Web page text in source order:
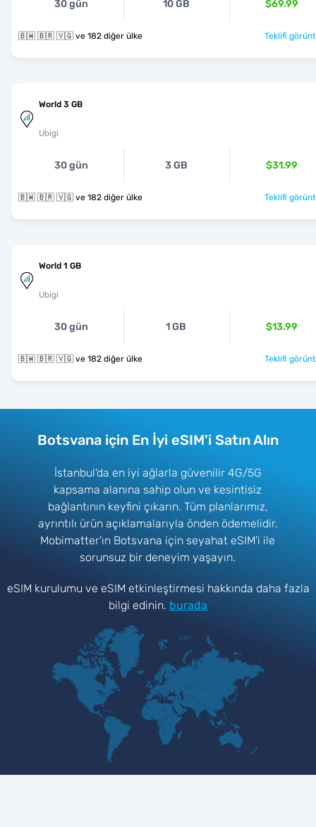
30 gün 10 GB $69.99
🇧🇼 🇧🇷 🇻🇬 ve 182 diğer ülke Teklifi
World 3 GB
Ubigi
30 gün 3 GB $31.99
🇧🇼 🇧🇷 🇻🇬 ve 182 diğer ülke Teklifi
World 1 GB
Ubigi
30 gün 1 GB $13.99
🇧🇼 🇧🇷 🇻🇬 ve 182 diğer ülke Teklifi
Botsvana için En İyi eSIM'i Satın Alın
İstanbul'da en iyi ağlarla güvenilir 4G/5G
kapsama alanına sahip olun ve kesintisiz
bağlantının keyfini çıkarın. Tüm planlarımız,
ayrıntılı ürün açıklamalarıyla önden ödemelidir.
Mobimatter'ın Botsvana için seyahat eSIM'i ile
sorunsuz bir deneyim yaşayın.
eSIM kurulumu ve eSIM etkinleştirmesi hakkında daha fazla
bilgi edinin. burada